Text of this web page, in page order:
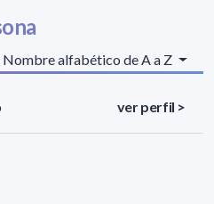
alfabético de A a Z
ver perfil >